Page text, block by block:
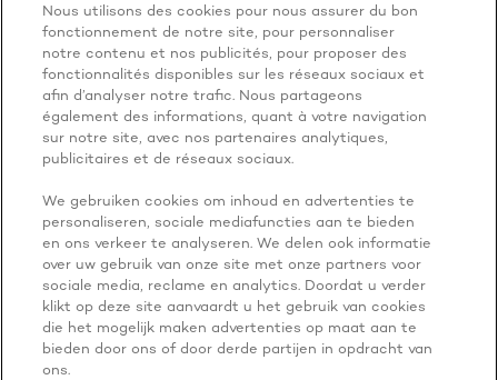
BECAUSE
YOU'RE
WORTH IT
NOG MEER ONTDEKKEN
ADDRESS
Nous utilisons des cookies pour nous assurer du bon
fonctionnement de notre site, pour personnaliser
notre contenu et nos publicités, pour proposer des
fonctionnalités disponibles sur les réseaux sociaux et
afin d’analyser notre trafic. Nous partageons
également des informations, quant à votre navigation
sur notre site, avec nos partenaires analytiques,
publicitaires et de réseaux sociaux.
We gebruiken cookies om inhoud en advertenties te
personaliseren, sociale mediafuncties aan te bieden
en ons verkeer te analyseren. We delen ook informatie
over uw gebruik van onze site met onze partners voor
sociale media, reclame en analytics. Doordat u verder
klikt op deze site aanvaardt u het gebruik van cookies
die het mogelijk maken advertenties op maat aan te
bieden door ons of door derde partijen in opdracht van
ons.